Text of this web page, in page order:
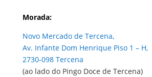
Morada:
Novo Mercado de Tercena,
Av. Infante Dom Henrique Piso 1 – H,
2730-098 Tercena
(ao lado do Pingo Doce de Tercena)